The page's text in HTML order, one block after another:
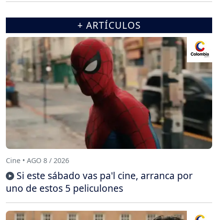
+ ARTÍCULOS
Cine • AGO 8 / 2026
Si este sábado vas pa'l cine, arranca por
uno de estos 5 peliculones